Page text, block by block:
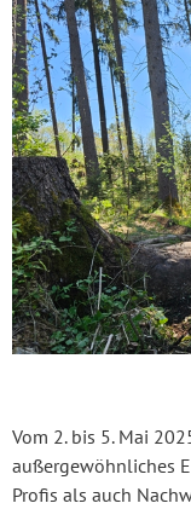
Vom 2. bis 5. Mai
außergewöhnliches
Profis als auch